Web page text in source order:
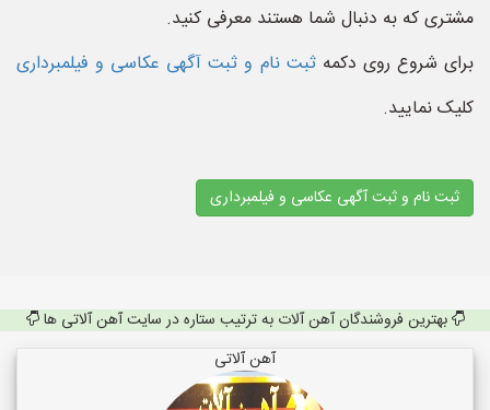
مشتری که به دنبال شما هستند معرفی کنید.
برای شروع روی دکمهثبت نام و ثبت آگهی عکاسی و فیلمبرداری
کلیک نمایید.
ثبت نام و ثبت آگهی عکاسی و فیلمبرداری
بهترین فروشندگان آهن آلات به ترتیب ستاره در سایت آهن آلاتی ها
آهن آلاتی